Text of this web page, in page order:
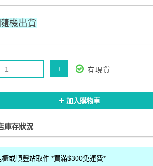
機出貨
+ 有現貨
加入購物車
庫存狀況
櫃或順豐站取件 *買滿$300免運費*